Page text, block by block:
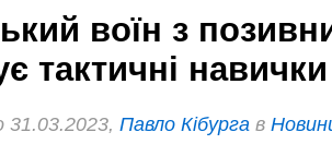
воїн з
тактичні
31.03.2023, Павло Кібурга в